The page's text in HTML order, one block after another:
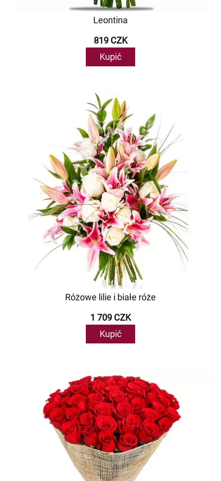
Leontina
819 CZK
Kupić
Różowe lilie i białe róże
1 709 CZK
Kupić